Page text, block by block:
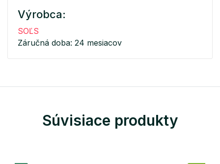
Výrobca:
SOĽS
Záručná doba: 24 mesiacov
Súvisiace produkty